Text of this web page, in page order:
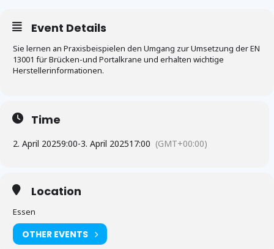
Event Details
Sie lernen an Praxisbeispielen den Umgang zur Umsetzung der EN
13001 für Brücken-und Portalkrane und erhalten wichtige
Herstellerinformationen.
Time
2. April 20259:00-3. April 202517:00 (GMT+00:00)
Location
Essen
OTHER EVENTS